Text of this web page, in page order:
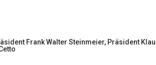
Frank Walter Steinmeier, Präsident